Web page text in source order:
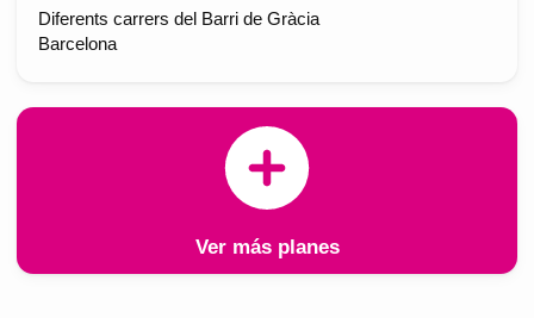
Diferents carrers del Barri de Gràcia
Barcelona
Ver más planes